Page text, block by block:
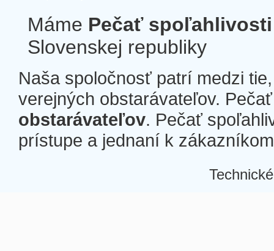
Máme Pečať spoľahlivosti
Slovenskej republiky
Naša spoločnosť patrí medzi
verejných obstarávateľov.
obstarávateľov. Pečať
prístupe a jednaní k